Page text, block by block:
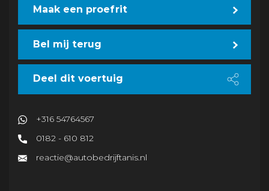
Maak een proefrit
Bel mij terug
Deel dit voertuig
+316 54764567
0182 - 610 812
reactie@autobedrijftanis.nl